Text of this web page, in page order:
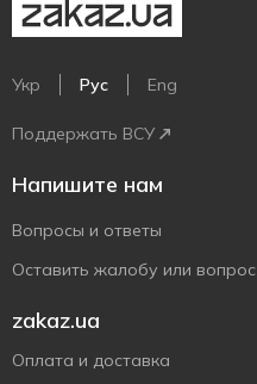
Укр Рус Eng
Поддержать ВСУ
Напишите нам
Вопросы и ответы
Оставить жалобу или вопрос
zakaz.ua
Оплата и доставка